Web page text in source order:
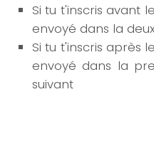
Si tu t'inscris avant
envoyé dans la
Si tu t'inscris après
envoyé dans la
suivant